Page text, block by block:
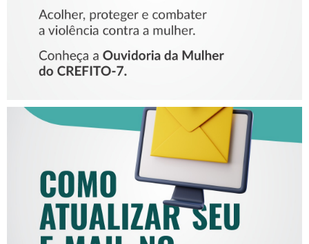
COMO ATUALIZAR SEU E-
MAIL NO CREFITO-7